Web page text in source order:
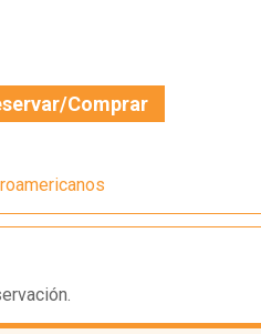
Comprar